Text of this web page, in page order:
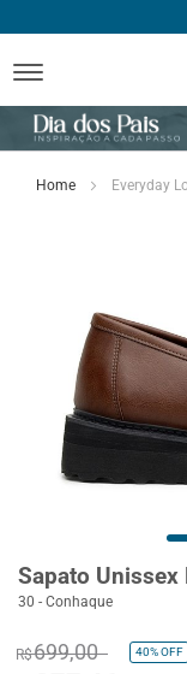
Home Everyday
Sapato Unissex
30 - Conhaque
R$699,00 40%OFF